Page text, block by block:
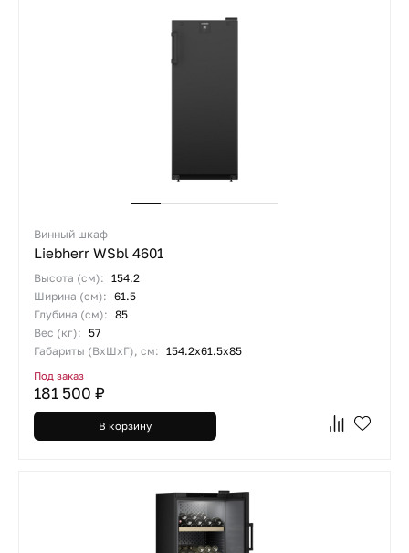
Винный шкаф
Liebherr WSbl 4601
Высота (см): 154.2
Ширина (см): 61.5
Глубина (см): 85
Вес (кг): 57
Габариты (ВхШхГ), см: 154.2х61.5х85
Под заказ
181 500 ₽
В корзину